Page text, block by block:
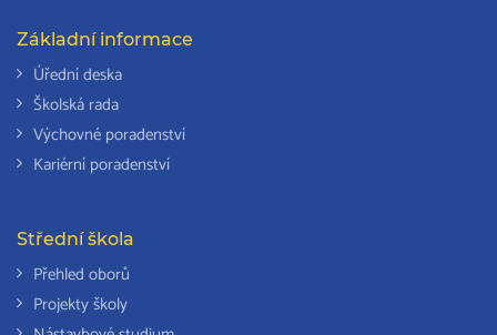
Základní informace
Úřední deska
Školská rada
Výchovné poradenství
Kariérní poradenství
Střední škola
Přehled oborů
Projekty školy